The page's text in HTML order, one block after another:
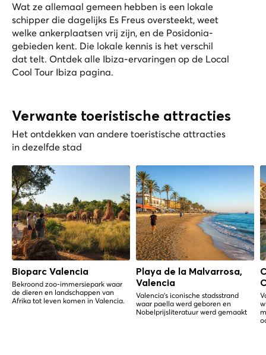
Wat ze allemaal gemeen hebben is een lokale
schipper die dagelijks Es Freus oversteekt, weet
welke ankerplaatsen vrij zijn, en de Posidonia-
gebieden kent. Die lokale kennis is het verschil
dat telt. Ontdek alle Ibiza-ervaringen op de Local
Cool Tour Ibiza pagina.
Verwante toeristische attracties
Het ontdekken van andere toeristische attracties
in dezelfde stad
Bioparc Valencia
Bekroond zoo-immersiepark waar
de dieren en landschappen van
Afrika tot leven komen in Valencia.
Playa de la Malvarrosa,
Valencia
Valencia's iconische stadsstrand
waar paella werd geboren en
Nobelprijsliteratuur werd gemaakt